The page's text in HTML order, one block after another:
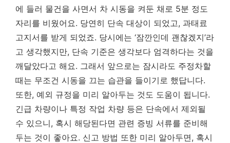
에 들러 물건을 사면서 차 시동을 켜둔 채로 5분 정도
자리를 비웠어요. 당연히 단속 대상이 되었고, 과태료
고지서를 받게 되었죠. 당시에는 ‘잠깐인데 괜찮겠지’라
고 생각했지만, 단속 기준은 생각보다 엄격하다는 것을
깨달았다고 해요. 그래서 앞으로는 잠시라도 주정차할
때는 무조건 시동을 끄는 습관을 들이기로 했답니다.
또한, 예외 규정을 미리 알아두는 것도 도움이 됩니다.
긴급 차량이나 특정 작업 차량 등은 단속에서 제외될
수 있으니, 혹시 해당된다면 관련 증빙 서류를 준비해
두는 것이 좋아요. 신고 방법 또한 미리 알아두면, 혹시